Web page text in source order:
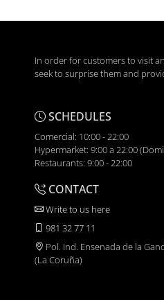
In order for customers to visit
seek to surprise them and
SCHEDULES
Comercial: 10:00 - 22:00
Hypermarket: 9:00 a 22:00
Restaurants: 9:00 - 22:00
CONTACT
Write to us here
981 32 77 11
Pol. Ind. Ensenada de la
(La Coruña)